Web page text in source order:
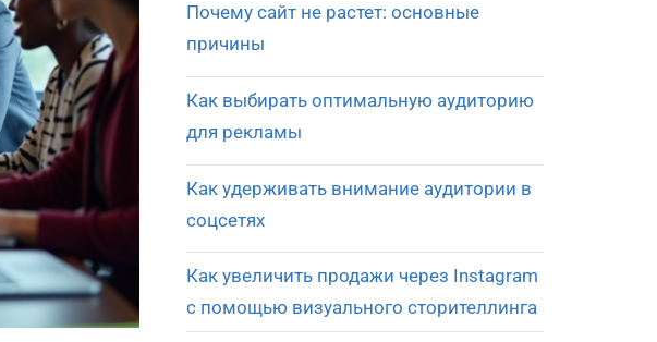
Почему сайт не растет: основные
причины
Как выбирать оптимальную аудиторию
для рекламы
Как удерживать внимание аудитории в
соцсетях
Как увеличить продажи через Instagram
с помощью визуального сторителлинга